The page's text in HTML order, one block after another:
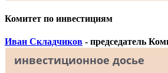
Комитет по инвестициям
Иван Складчиков - председатель
инвестиционное досье